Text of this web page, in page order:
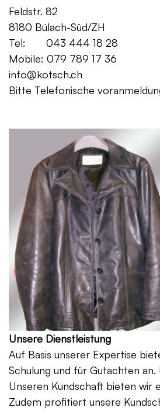
Feldstr. 82
8180
Tel: 043
Mobile: 079 789 17 36
info@kotsch.ch
Bitte Telefonische
Gratis
Unsere Dienstleistung
Auf Basis unserer Expertise
Schulung und für Gutachten
Unseren Kundschaft bieten wir
Zudem profitiert unsere